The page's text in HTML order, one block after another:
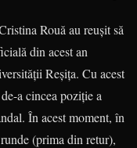
Rouă au reuşit să
din acest an
Reşiţa. Cu acest
a cincea poziţie a
În acest moment, în
(prima din retur),